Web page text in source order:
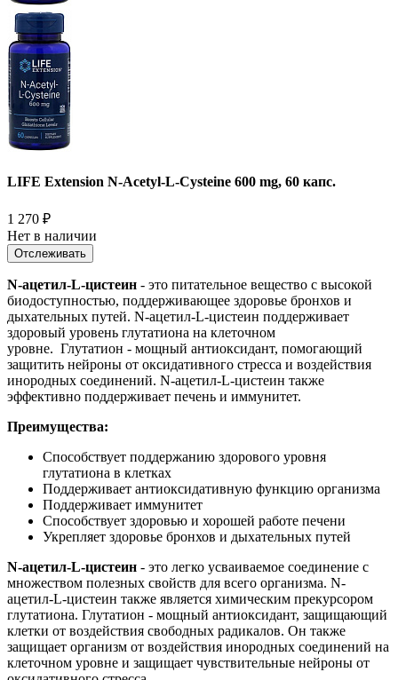
LIFE Extension N-Acetyl-L-Cysteine 600 mg, 60 капс.
1 270 ₽
Нет в наличии
Отслеживать
N-ацетил-L-цистеин - это питательное вещество с высокой
биодоступностью, поддерживающее здоровье бронхов и
дыхательных путей. N-ацетил-L-цистеин поддерживает
здоровый уровень глутатиона на клеточном
уровне. Глутатион - мощный антиоксидант, помогающий
защитить нейроны от оксидативного стресса и воздействия
инородных соединений. N-ацетил-L-цистеин также
эффективно поддерживает печень и иммунитет.
Преимущества:
Способствует поддержанию здорового уровня
глутатиона в клетках
Поддерживает антиоксидативную функцию организма
Поддерживает иммунитет
Способствует здоровью и хорошей работе печени
Укрепляет здоровье бронхов и дыхательных путей
N-ацетил-L-цистеин - это легко усваиваемое соединение с
множеством полезных свойств для всего организма. N-
ацетил-L-цистеин также является химическим прекурсором
глутатиона. Глутатион - мощный антиоксидант, защищающий
клетки от воздействия свободных радикалов. Он также
защищает организм от воздействия инородных соединений на
клеточном уровне и защищает чувствительные нейроны от